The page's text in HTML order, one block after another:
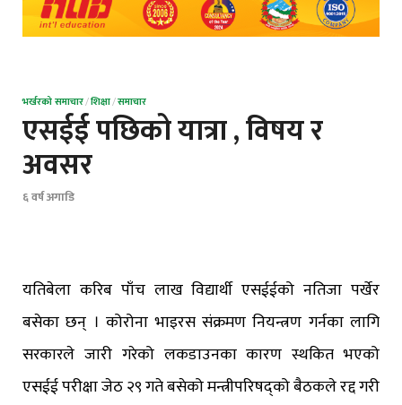
भर्खरको समाचार/शिक्षा/समाचार
एसईई पछिको यात्रा , विषय र
अवसर
६ वर्ष अगाडि
यतिबेला करिब पाँच लाख विद्यार्थी एसईईको नतिजा पर्खेर
बसेका छन् । कोरोना भाइरस संक्रमण नियन्त्रण गर्नका लागि
सरकारले जारी गरेको लकडाउनका कारण स्थकित भएको
एसईई परीक्षा जेठ २९ गते बसेको मन्त्रीपरिषद्को बैठकले रद्द गरी